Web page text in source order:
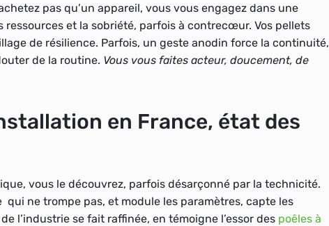
pas qu’un appareil, vous vous engagez dans une
et la sobriété, parfois à contrecœur. Vos pellets
de résilience. Parfois, un geste anodin force la continuité,
de la routine. Vous vous faites acteur, doucement, de
en France, état des
vous le découvrez, parfois désarçonné par la technicité.
ne trompe pas, et module les paramètres, capte les
l’industrie se fait raffinée, en témoigne l’essor des poêles à